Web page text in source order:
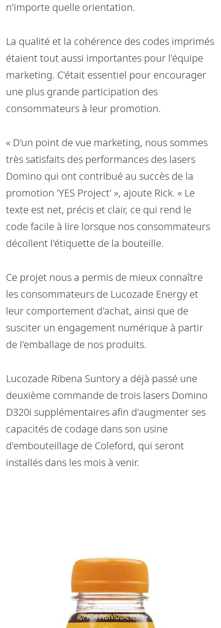
n'importe quelle orientation.
La qualité et la cohérence des codes imprimés
étaient tout aussi importantes pour l'équipe
marketing. C'était essentiel pour encourager
une plus grande participation des
consommateurs à leur promotion.
« D'un point de vue marketing, nous sommes
très satisfaits des performances des lasers
Domino qui ont contribué au succès de la
promotion 'YES Project' », ajoute Rick. « Le
texte est net, précis et clair, ce qui rend le
code facile à lire lorsque nos consommateurs
décollent l'étiquette de la bouteille.
Ce projet nous a permis de mieux connaître
les consommateurs de Lucozade Energy et
leur comportement d'achat, ainsi que de
susciter un engagement numérique à partir
de l'emballage de nos produits.
Lucozade Ribena Suntory a déjà passé une
deuxième commande de trois lasers Domino
D320i supplémentaires afin d'augmenter ses
capacités de codage dans son usine
d'embouteillage de Coleford, qui seront
installés dans les mois à venir.